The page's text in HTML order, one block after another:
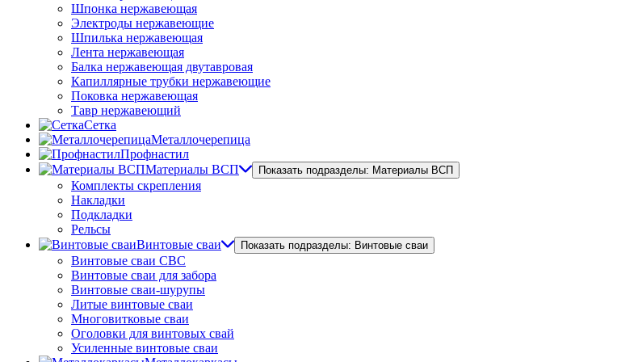
Шпонка нержавеющая
Электроды нержавеющие
Шпилька нержавеющая
Лента нержавеющая
Балка нержавеющая двутавровая
Капиллярные трубки нержавеющие
Поковка нержавеющая
Тавр нержавеющий
Сетка
Металлочерепица
Профнастил
Материалы ВСП
Показать подразделы: Материалы ВСП
Комплекты скрепления
Накладки
Подкладки
Рельсы
Винтовые сваи
Показать подразделы: Винтовые сваи
Винтовые сваи СВС
Винтовые сваи для забора
Винтовые сваи-шурупы
Литые винтовые сваи
Многовитковые сваи
Оголовки для винтовых свай
Усиленные винтовые сваи